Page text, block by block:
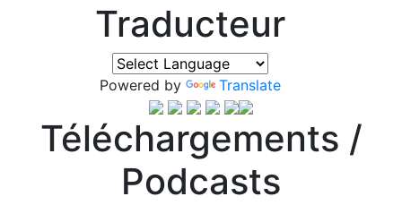
Traducteur
Powered by Translate
Téléchargements /
Podcasts